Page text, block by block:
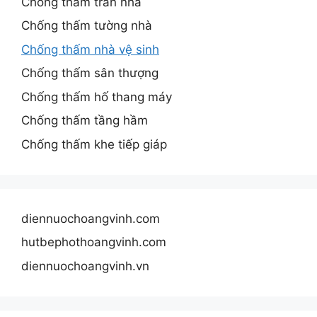
Chống thấm tường nhà
Chống thấm nhà vệ sinh
Chống thấm sân thượng
Chống thấm hố thang máy
Chống thấm tầng hầm
Chống thấm khe tiếp giáp
diennuochoangvinh.com
hutbephothoangvinh.com
diennuochoangvinh.vn